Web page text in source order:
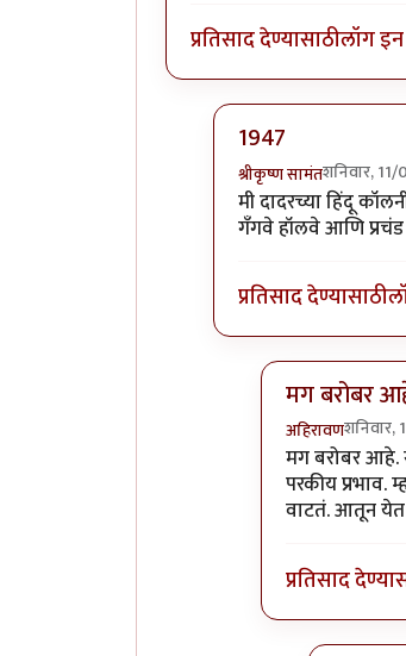
प्रतिसाद देण्यासाठीलॉग
1947
श्रीकृष्ण सामंतशनिवार,
In reply to१९४७
मी दादरच्या हिंदू
गॅंगवे हॉलवे आणि
प्रतिसाद देण्यासाठी
मग बरोबर
अहिरावणशनिवार,
In reply to
मग बरोबर आहे.
परकीय प्रभाव.
वाटतं. आतून येत
प्रतिसाद